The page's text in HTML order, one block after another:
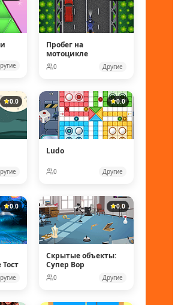
Пробег на
мотоцикле
0 Другие
0.0 0.0
Ludo
0 Другие
0.0 0.0
Скрытые объекты:
Супер Вор
0 Другие